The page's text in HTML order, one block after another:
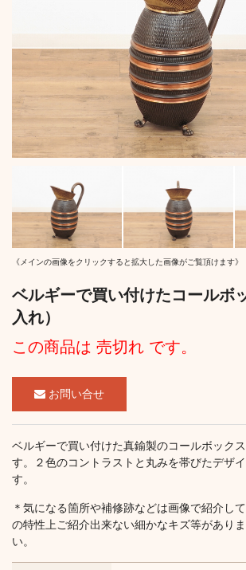
《メインの画像をクリックすると拡大した画像がご覧頂けます》
ベルギーで買い付けたコールボ
入れ）
この商品は 売切れ です。
お問い合せ
ベルギーで買い付けた真鍮製のコールボック
す。２色のコントラストと丸みを帯びたデザ
す。
＊気になる箇所や補修跡などは画像で紹介し
の特性上ご紹介出来ない細かなキズ等があり
い。